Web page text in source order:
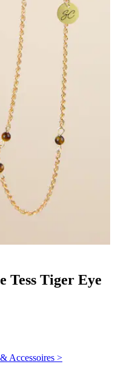
Tess Tiger Eye
Accessoires >